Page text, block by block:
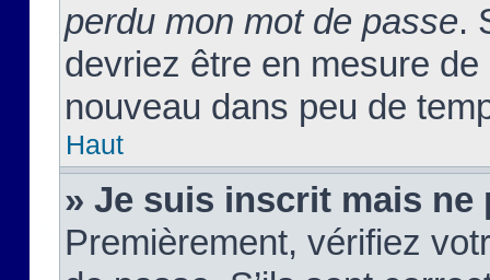
perdu mon mot de passe.
devriez être en mesure
nouveau dans peu de
Haut
» Je suis inscrit mais ne
Premièrement, vérifiez